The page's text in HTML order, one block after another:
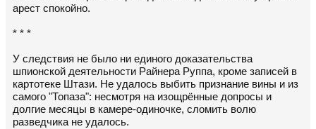
арест спокойно.
* * *
У следствия не было ни единого доказательства
шпионской деятельности Райнера Руппа, кроме записей в
картотеке Штази. Не удалось выбить признание вины и из
самого "Топаза": несмотря на изощрённые допросы и
долгие месяцы в камере-одиночке, сломить волю
разведчика не удалось.